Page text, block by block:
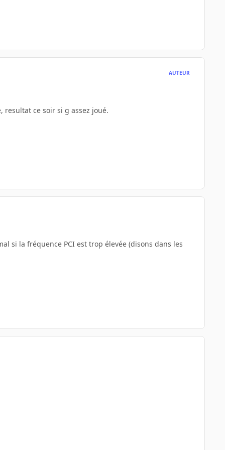
AUTEUR
resultat ce soir si g assez joué.
si la fréquence PCI est trop élevée (disons dans les